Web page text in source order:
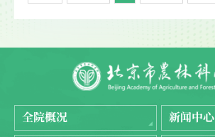
全院概况
新闻中心